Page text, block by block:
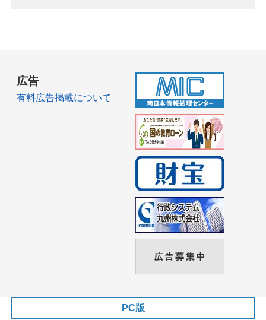
広告
有料広告掲載について
PC版